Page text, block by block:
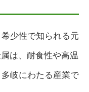
少性で知られる元
は、耐食性や高温
岐にわたる産業で